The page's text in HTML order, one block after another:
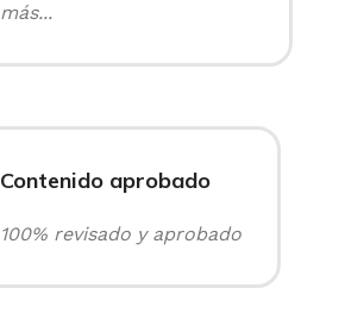
más...
Contenido aprobado
100% revisado y aprobado